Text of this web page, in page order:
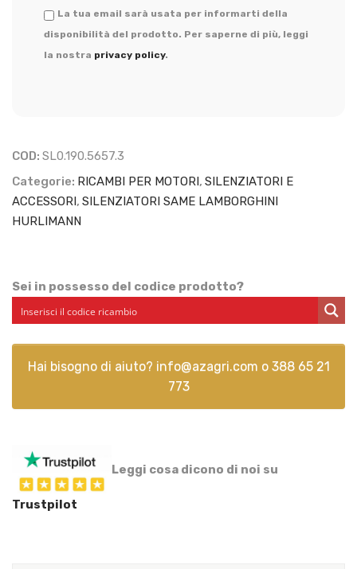
La tua email sarà usata per informarti della
disponibilità del prodotto. Per saperne di più, leggi
la nostra privacy policy.
COD: SL0.190.5657.3
Categorie: RICAMBI PER MOTORI, SILENZIATORI E
ACCESSORI, SILENZIATORI SAME LAMBORGHINI
HURLIMANN
Sei in possesso del codice prodotto?
Hai bisogno di aiuto? info@azagri.com o 388 65 21
773
Leggi cosa dicono di noi su
Trustpilot